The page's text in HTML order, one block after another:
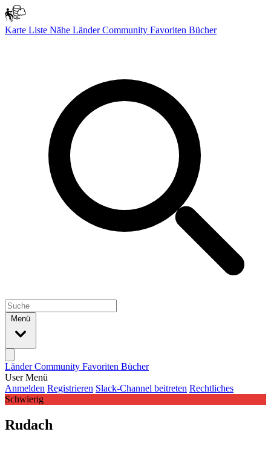
Karte Liste Nähe LänderCommunity Favoriten Bücher
Menü
LänderCommunity Favoriten Bücher
User Menü
Anmelden Registrieren Slack-Channel beitreten Rechtliches
Schwierig
Rudach